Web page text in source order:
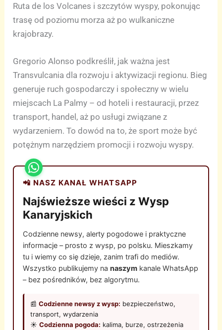
Ruta de los Volcanes i szczytów wyspy, pokonując
trasę od poziomu morza aż po wulkaniczne
krajobrazy.
Gregorio Alonso podkreślił, jak ważna jest
Transvulcania dla rozwoju i aktywizacji regionu. Bieg
generuje ruch gospodarczy i społeczny w wielu
miejscach La Palmy – od hoteli i restauracji, przez
transport, handel, aż po usługi związane z
wydarzeniem. To dowód na to, że sport może być
potężnym narzędziem promocji i rozwoju wyspy.
📲 NASZ KANAŁ WHATSAPP
Najświeższe wieści z Wysp
Kanaryjskich
Codzienne newsy, alerty pogodowe i praktyczne
informacje – prosto z wysp, po polsku. Mieszkamy
tu i wiemy co się dzieje, zanim trafi do mediów.
Wszystko publikujemy nanaszym kanale WhatsApp
– bez pośredników, bez algorytmu.
📰Codzienne newsy z wysp: bezpieczeństwo,
transport, wydarzenia
☀️Codzienna pogoda: kalima, burze, ostrzeżenia